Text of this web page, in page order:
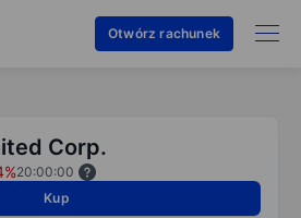
Otwórz rachunek
Corp.
20:00:00
Kup